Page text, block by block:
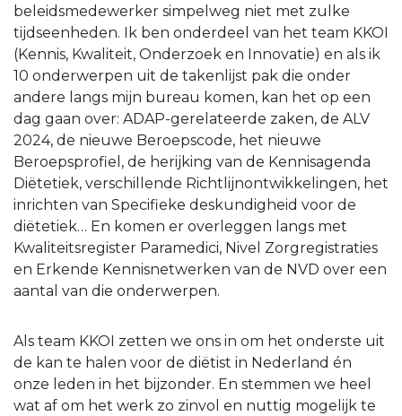
beleidsmedewerker simpelweg niet met zulke
tijdseenheden. Ik ben onderdeel van het team KKOI
(Kennis, Kwaliteit, Onderzoek en Innovatie) en als ik
10 onderwerpen uit de takenlijst pak die onder
andere langs mijn bureau komen, kan het op een
dag gaan over: ADAP-gerelateerde zaken, de ALV
2024, de nieuwe Beroepscode, het nieuwe
Beroepsprofiel, de herijking van de Kennisagenda
Diëtetiek, verschillende Richtlijnontwikkelingen, het
inrichten van Specifieke deskundigheid voor de
diëtetiek… En komen er overleggen langs met
Kwaliteitsregister Paramedici, Nivel Zorgregistraties
en Erkende Kennisnetwerken van de NVD over een
aantal van die onderwerpen.
Als team KKOI zetten we ons in om het onderste uit
de kan te halen voor de diëtist in Nederland én
onze leden in het bijzonder. En stemmen we heel
wat af om het werk zo zinvol en nuttig mogelijk te